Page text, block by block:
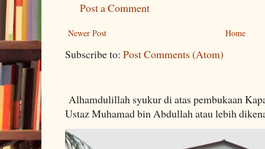
Post a Comment
Newer Post Home
Subscribe to: Post Comments (Atom)
Alhamdulillah syukur di atas pembukaan
Ustaz Muhamad bin Abdullah atau lebih